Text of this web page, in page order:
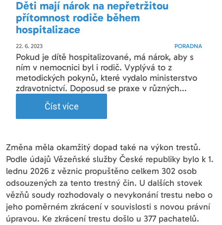
Děti mají nárok na nepřetržitou
přítomnost rodiče během
hospitalizace
22. 6. 2023 PORADNA
Pokud je dítě hospitalizované, má nárok, aby s
ním v nemocnici byl i rodič. Vyplývá to z
metodických pokynů, které vydalo ministerstvo
zdravotnictví. Doposud se praxe v různých...
Číst více
Změna měla okamžitý dopad také na výkon trestů.
Podle údajů Vězeňské služby České republiky bylo k 1.
lednu 2026 z věznic propuštěno celkem 302 osob
odsouzených za tento trestný čin. U dalších stovek
vězňů soudy rozhodovaly o nevykonání trestu nebo o
jeho poměrném zkrácení v souvislosti s novou právní
úpravou. Ke zkrácení trestu došlo u 377 pachatelů.